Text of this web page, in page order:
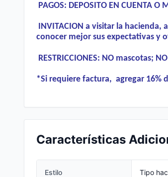
PAGOS: DEPOSITO EN CUENTA O
INVITACION a visitar la
conocer mejor sus expectativas y
RESTRICCIONES: NO mascotas;
*Si requiere factura, agregar 16%
Características
Estilo Tipo